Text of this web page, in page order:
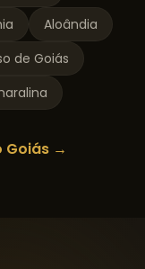
Aloândia
de Goiás
Goiás→